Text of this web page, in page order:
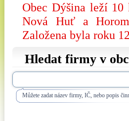
Obec Dýšina leží 10
Nová Huť a
Založena byla roku
Hledat firmy v
Můžete zadat název firmy, IČ, nebo popis